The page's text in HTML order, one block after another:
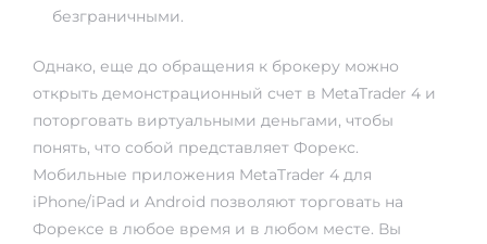
безграничными.
Однако, еще до обращения к брокеру можно
открыть демонстрационный счет в MetaTrader 4 и
поторговать виртуальными деньгами, чтобы
понять, что собой представляет Форекс.
Мобильные приложения MetaTrader 4 для
iPhone/iPad и Android позволяют торговать на
Форексе в любое время и в любом месте. Вы